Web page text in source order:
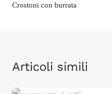
articoli
Crostoni con burrata
Articoli simili